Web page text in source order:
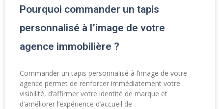
Pourquoi commander un tapis
personnalisé à l’image de votre
agence immobilière ?
Commander un tapis personnalisé à l’image de votre
agence permet de renforcer immédiatement votre
visibilité, d’affirmer votre identité de marque et
d’améliorer l’expérience d’accueil de